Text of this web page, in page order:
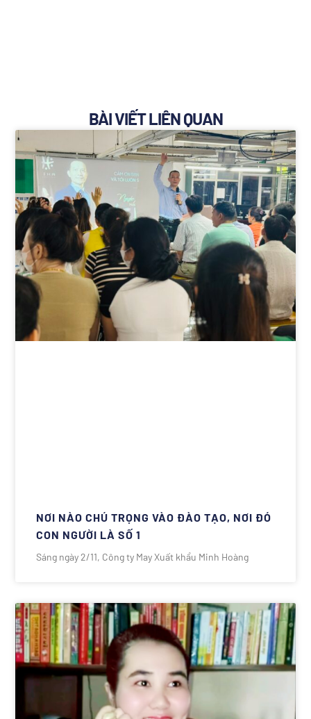
BÀI VIẾT LIÊN QUAN
NƠI NÀO CHÚ TRỌNG VÀO ĐÀO TẠO, NƠI ĐÓ
CON NGƯỜI LÀ SỐ 1
Sáng ngày 2/11, Công ty May Xuất khẩu Minh Hoàng